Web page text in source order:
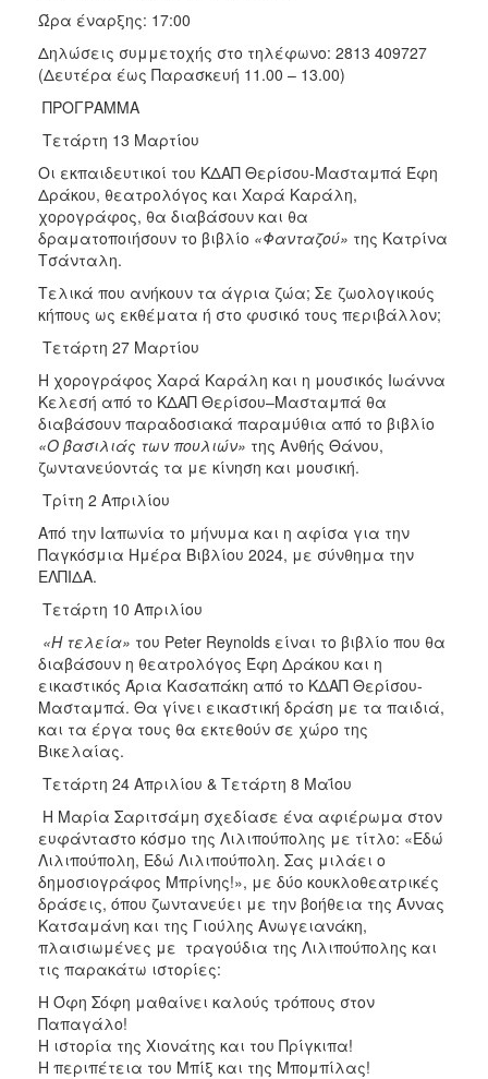
ΑΝΘΕΚΤΙΚΗ
Ώρα έναρξης: 17:00
Δηλώσεις συμμετοχής στο τηλέφωνο: 2813 409727
(Δευτέρα έως Παρασκευή 11.00 – 13.00)
ΠΡΟΓΡΑΜΜΑ
Τετάρτη 13 Μαρτίου
Οι εκπαιδευτικοί του ΚΔΑΠ Θερίσου-Μασταμπά Έφη
Δράκου, θεατρολόγος και Χαρά Καράλη,
χορογράφος, θα διαβάσουν και θα
δραματοποιήσουν το βιβλίο «Φανταζού» της Κατρίνα
Τσάνταλη.
Τελικά που ανήκουν τα άγρια ζώα; Σε ζωολογικούς
κήπους ως εκθέματα ή στο φυσικό τους περιβάλλον;
Τετάρτη 27 Μαρτίου
Η χορογράφος Χαρά Καράλη και η μουσικός Ιωάννα
Κελεσή από το ΚΔΑΠ Θερίσου–Μασταμπά θα
διαβάσουν παραδοσιακά παραμύθια από το βιβλίο
«Ο βασιλιάς των πουλιών» της Ανθής Θάνου,
ζωντανεύοντάς τα με κίνηση και μουσική.
Τρίτη 2 Απριλίου
Από την Ιαπωνία το μήνυμα και η αφίσα για την
Παγκόσμια Ημέρα Βιβλίου 2024, με σύνθημα την
ΕΛΠΙΔΑ.
Τετάρτη 10 Απριλίου
«Η τελεία» του Peter Reynolds είναι το βιβλίο που θα
διαβάσουν η θεατρολόγος Έφη Δράκου και η
εικαστικός Άρια Κασαπάκη από το ΚΔΑΠ Θερίσου-
Μασταμπά. Θα γίνει εικαστική δράση με τα παιδιά,
και τα έργα τους θα εκτεθούν σε χώρο της
Βικελαίας.
Τετάρτη 24 Απριλίου & Τετάρτη 8 Μαΐου
Η Μαρία Σαριτσάμη σχεδίασε ένα αφιέρωμα στον
ευφάνταστο κόσμο της Λιλιπούπολης με τίτλο: «Εδώ
Λιλιπούπολη, Εδώ Λιλιπούπολη. Σας μιλάει ο
δημοσιογράφος Μπρίνης!», με δύο κουκλοθεατρικές
δράσεις, όπου ζωντανεύει με την βοήθεια της Άννας
Κατσαμάνη και της Γιούλης Ανωγειανάκη,
πλαισιωμένες με τραγούδια της Λιλιπούπολης και
τις παρακάτω ιστορίες:
Η Όφη Σόφη μαθαίνει καλούς τρόπους στον
Παπαγάλο!
Η ιστορία της Χιονάτης και του Πρίγκιπα!
Η περιπέτεια του Μπίξ και της Μπομπίλας!